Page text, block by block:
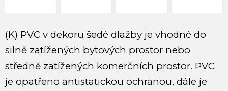
(K) PVC v dekoru šedé dlažby je vhodné do
silně zatížených bytových prostor nebo
středně zatížených komerčních prostor. PVC
je opatřeno antistatickou ochranou, dále je